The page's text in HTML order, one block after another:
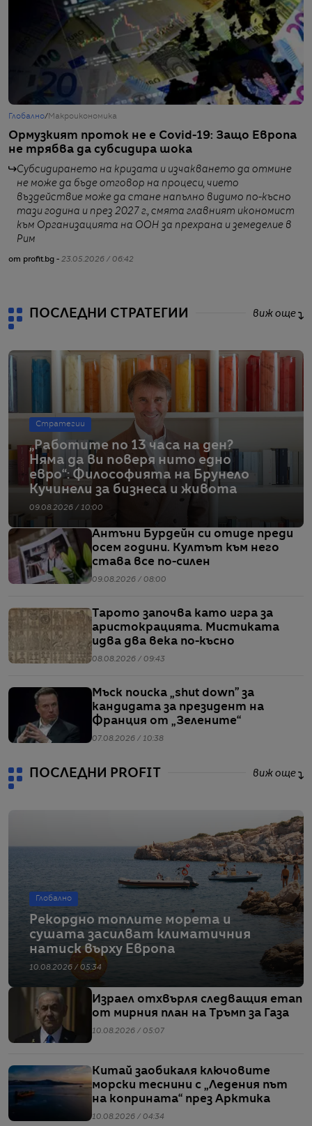
Глобално/ Макроикономика
Ормузкият проток не е Covid-19: Защо Европа
не трябва да субсидира шока
Субсидирането на кризата и изчакването да отмине
не може да бъде отговор на процеси, чието
въздействие може да стане напълно видимо по-късно
тази година и през 2027 г., смята главният икономист
към Организацията на ООН за прехрана и земеделие в
Рим
от profit.bg - 23.05.2026 / 06:42
ПОСЛЕДНИ СТРАТЕГИИ виж още
Стратегии
„Работите по 13 часа на ден?
Няма да ви поверя нито едно
евро“: Философията на Брунело
Кучинели за бизнеса и живота
09.08.2026 / 10:00
Антъни Бурдейн си отиде преди
осем години. Култът към него
става все по-силен
09.08.2026 / 08:00
Тарото започва като игра за
аристокрацията. Мистиката
идва два века по-късно
08.08.2026 / 09:43
Мъск поиска „shut down” за
кандидата за президент на
Франция от „Зелените“
07.08.2026 / 10:38
ПОСЛЕДНИ PROFIT виж още
Глобално
Рекордно топлите морета и
сушата засилват климатичния
натиск върху Европа
10.08.2026 / 05:34
Израел отхвърля следващия етап
от мирния план на Тръмп за Газа
10.08.2026 / 05:07
Китай заобикаля ключовите
морски теснини с „Ледения път
на коприната“ през Арктика
10.08.2026 / 04:34